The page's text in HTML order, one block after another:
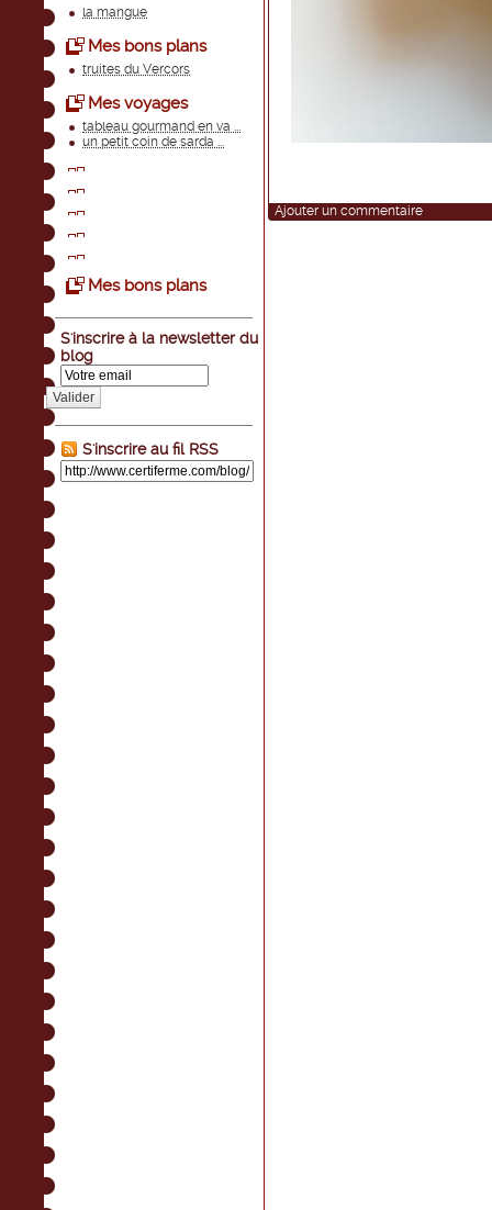
la mangue
Mes bons plans
truites du Vercors
Mes voyages
tableau gourmand en va ...
un petit coin de sarda ...
Mes bons plans
S'inscrire à la newsletter du
blog
Valider
S'inscrire au fil RSS
Ajouter un commentaire